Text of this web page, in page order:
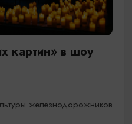
картин» в шоу
железнодорожников